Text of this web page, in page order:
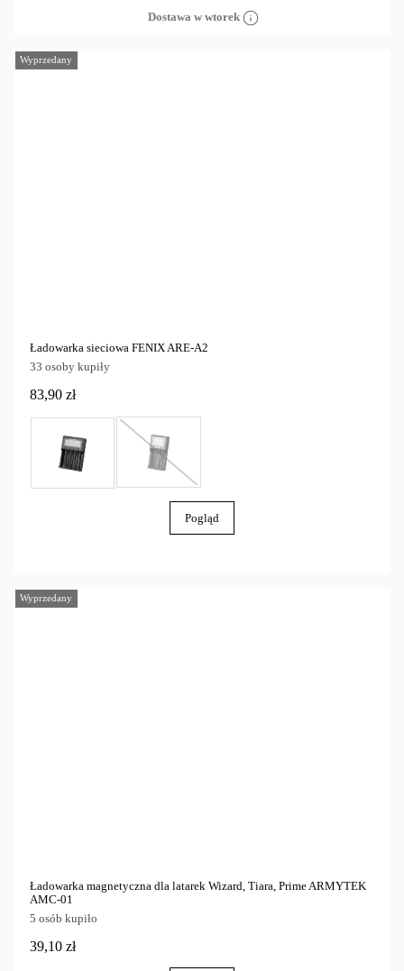
Dostawa w wtorek
Wyprzedany
Ładowarka sieciowa FENIX ARE-A2
33 osoby kupiły
83,90 zł
Pogląd
Wyprzedany
Ładowarka magnetyczna dla latarek Wizard, Tiara, Prime ARMYTEK
AMC-01
5 osób kupiło
39,10 zł